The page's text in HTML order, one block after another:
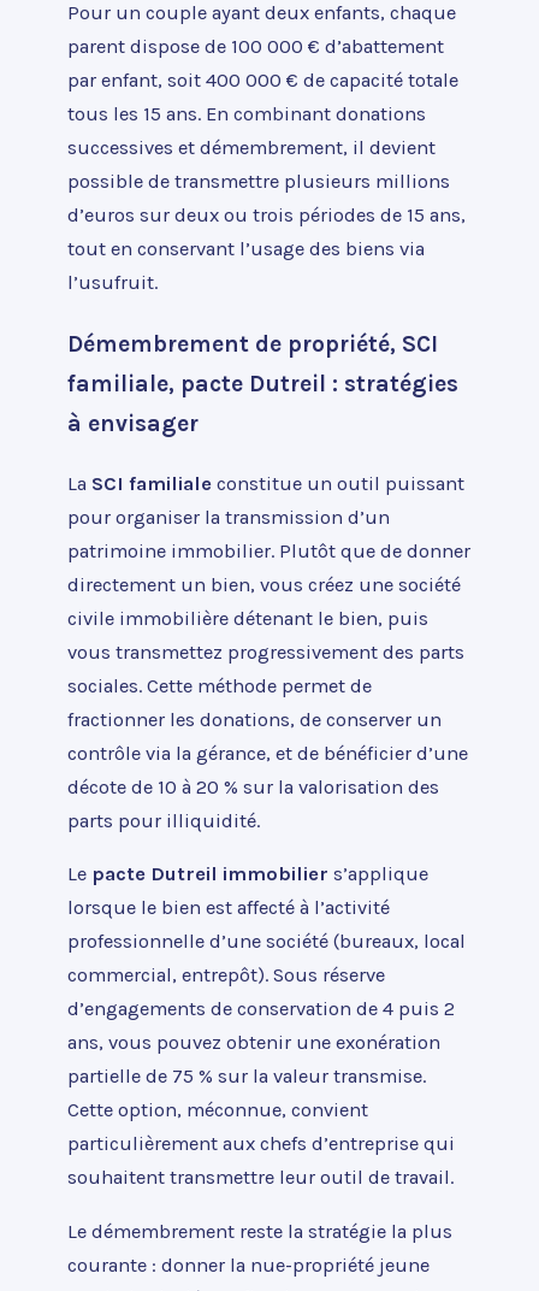
Pour un couple ayant deux enfants, chaque
parent dispose de 100 000 € d’abattement
par enfant, soit 400 000 € de capacité totale
tous les 15 ans. En combinant donations
successives et démembrement, il devient
possible de transmettre plusieurs millions
d’euros sur deux ou trois périodes de 15 ans,
tout en conservant l’usage des biens via
l’usufruit.
Démembrement de propriété, SCI
familiale, pacte Dutreil : stratégies
à envisager
La SCI familiale constitue un outil puissant
pour organiser la transmission d’un
patrimoine immobilier. Plutôt que de donner
directement un bien, vous créez une société
civile immobilière détenant le bien, puis
vous transmettez progressivement des parts
sociales. Cette méthode permet de
fractionner les donations, de conserver un
contrôle via la gérance, et de bénéficier d’une
décote de 10 à 20 % sur la valorisation des
parts pour illiquidité.
Le pacte Dutreil immobilier s’applique
lorsque le bien est affecté à l’activité
professionnelle d’une société (bureaux, local
commercial, entrepôt). Sous réserve
d’engagements de conservation de 4 puis 2
ans, vous pouvez obtenir une exonération
partielle de 75 % sur la valeur transmise.
Cette option, méconnue, convient
particulièrement aux chefs d’entreprise qui
souhaitent transmettre leur outil de travail.
Le démembrement reste la stratégie la plus
courante : donner la nue-propriété jeune